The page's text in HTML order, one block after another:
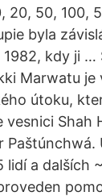
20, 50, 100,
byla
kdy ji …
Marwatu je
útoku,
vesnici Shah
Paštúnchwá.
lidí a dalších